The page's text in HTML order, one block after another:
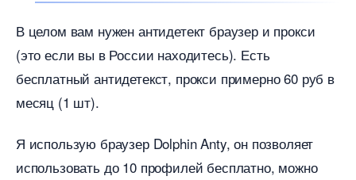
целом вам нужен антидетект браузер и прокси
(это если вы в России находитесь). Есть
есплатный антидетекст, прокси примерно 60 ру
месяц (1 шт).
Я использую браузер Dolphin Anty, он позволяет
использовать до 10 профилей бесплатно, можно